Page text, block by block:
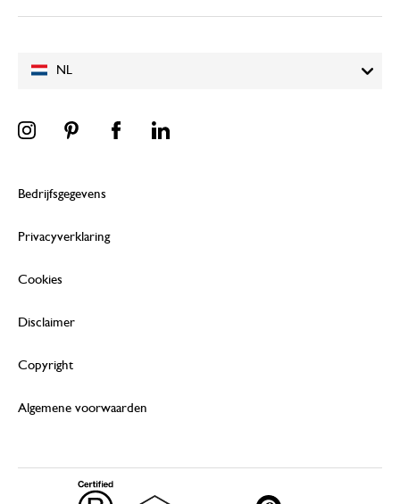
NL
Bedrijfsgegevens
Privacyverklaring
Cookies
Disclaimer
Copyright
Algemene voorwaarden